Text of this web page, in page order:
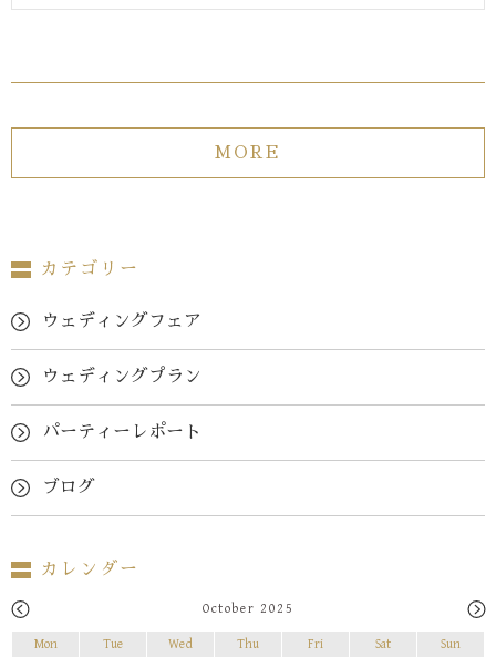
MORE
カテゴリー
ウェディングフェア
ウェディングプラン
パーティーレポート
ブログ
カレンダー
October 2025
Mon Tue Wed Thu Fri Sat Sun